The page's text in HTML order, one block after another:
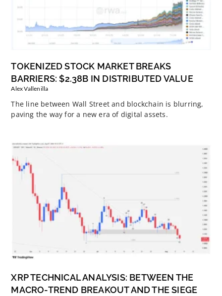
TOKENIZED STOCK MARKET BREAKS
BARRIERS: $2.38B IN DISTRIBUTED VALUE
Alex Vallenilla
The line between Wall Street and blockchain is blurring,
paving the way for a new era of digital assets.
XRP TECHNICAL ANALYSIS: BETWEEN THE
MACRO-TREND BREAKOUT AND THE SIEGE